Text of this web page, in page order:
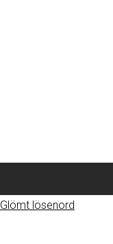
Glömt lösenord